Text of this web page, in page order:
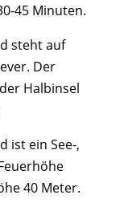
45 Minuten.
steht auf
Der
Halbinsel
ist ein See-,
40 Meter.